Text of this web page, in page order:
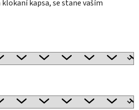
kapsa, se stane vaším